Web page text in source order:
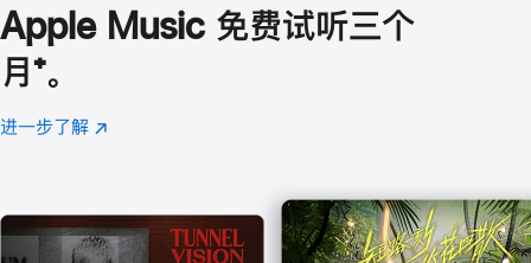
Apple Music 免费试听三个
月 脚
注
⁺。
进一步了解 Apple
(在
口
中